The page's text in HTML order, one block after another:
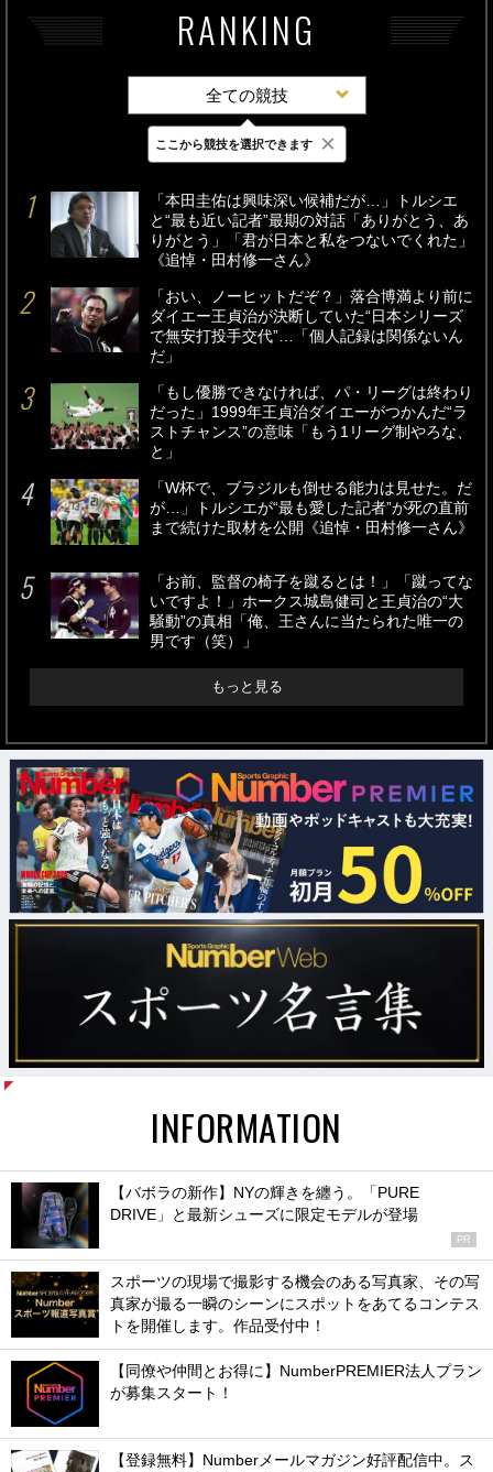
RANKING
全ての競技
最新 24時間 週間
「本田圭佑は興味深い候補だが…」トルシエ
と“最も近い記者”最期の対話「ありがとう、あ
りがとう」「君が日本と私をつないでくれた」
《追悼・田村修一さん》
「おい、ノーヒットだぞ？」落合博満より前に
ダイエー王貞治が決断していた“日本シリーズ
で無安打投手交代”…「個人記録は関係ないん
だ」
「もし優勝できなければ、パ・リーグは終わり
だった」1999年王貞治ダイエーがつかんだ“ラ
ストチャンス”の意味「もう1リーグ制やろな、
と」
「W杯で、ブラジルも倒せる能力は見せた。だ
が…」トルシエが“最も愛した記者”が死の直前
まで続けた取材を公開《追悼・田村修一さん》
「お前、監督の椅子を蹴るとは！」「蹴ってな
いですよ！」ホークス城島健司と王貞治の“大
騒動”の真相「俺、王さんに当たられた唯一の
男です（笑）」
もっと見る
INFORMATION
【バボラの新作】NYの輝きを纏う。「PURE
DRIVE」と最新シューズに限定モデルが登場
PR
スポーツの現場で撮影する機会のある写真家、その写
真家が撮る一瞬のシーンにスポットをあてるコンテス
トを開催します。作品受付中！
【同僚や仲間とお得に】NumberPREMIER法人プラン
が募集スタート！
【登録無料】Numberメールマガジン好評配信中。ス
ここから競技を選択できます ×